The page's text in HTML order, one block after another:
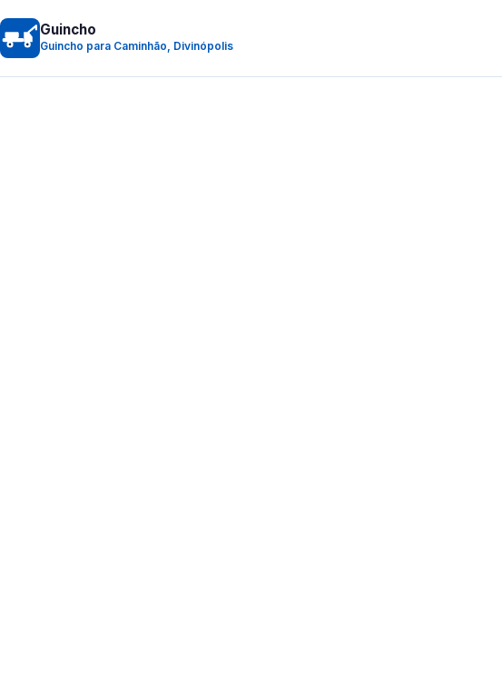
Guincho
Guincho para Caminhão, Divinópolis